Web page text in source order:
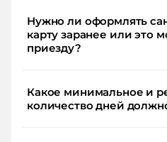
Нужно ли оформлять
карту заранее или это
приезду?
Какое минимальное и
количество дней